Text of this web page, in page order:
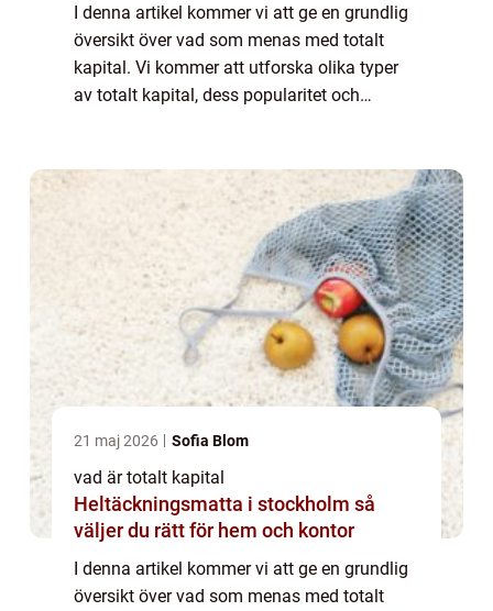
I denna artikel kommer vi att ge en grundlig
översikt över vad som menas med totalt
kapital. Vi kommer att utforska olika typer
av totalt kapital, dess popularitet och
21 maj 2026 Sofia Blom
vad är totalt kapital
Heltäckningsmatta i stockholm så
väljer du rätt för hem och kontor
I denna artikel kommer vi att ge en grundlig
översikt över vad som menas med totalt